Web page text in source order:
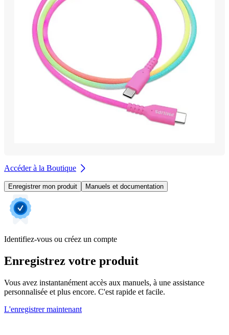
Accéder à la Boutique
Enregistrer mon produit Manuels et documentation
Identifiez-vous ou créez un compte
Enregistrez votre produit
Vous avez instantanément accès aux manuels, à une assistance
personnalisée et plus encore. C'est rapide et facile.
L'enregistrer maintenant